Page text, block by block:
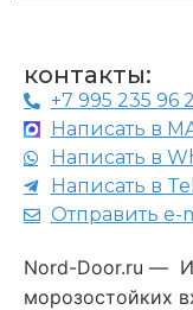
контакты:
+7 995 235 96
Написать в
Написать в
Написать в
Отправить e-
Nord-Door.ru —
морозостойких